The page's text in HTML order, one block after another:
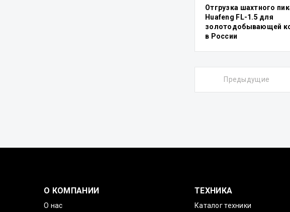
Отгрузка шахтного
Huafeng FL-1.5 для
золотодобывающей
в России
Предыдущие
О КОМПАНИИ
О нас
ТЕХНИКА
Каталог техники